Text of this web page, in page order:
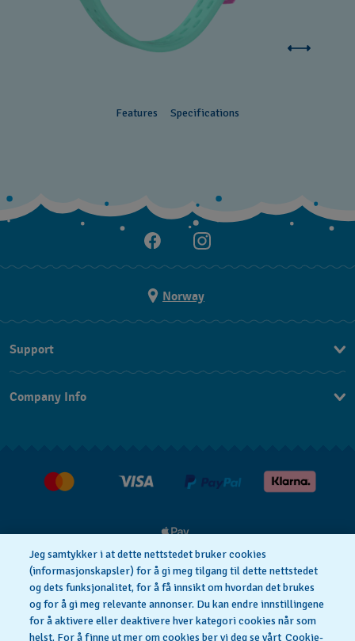
Features Specifications
Norway
Support
FAQ
Kjøpsvilkår
Company Info
Privacy Policy Cookie Notice
Jeg samtykker i at dette nettstedet bruker cookies
(informasjonskapsler) for å gi meg tilgang til dette nettstedet
og dets funksjonalitet, for å få innsikt om hvordan det brukes
og for å gi meg relevante annonser. Du kan endre innstillingene
for å aktivere eller deaktivere hver kategori cookies når som
helst. For å finne ut mer om cookies ber vi deg se vårt Cookie-